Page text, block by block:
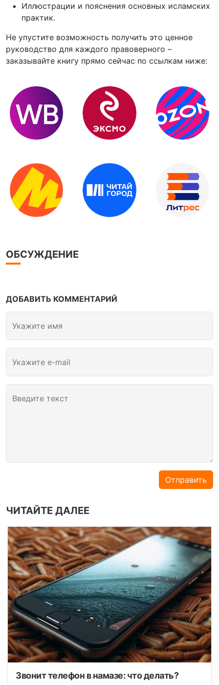
Иллюстрации и пояснения основных исламских
практик.
Не упустите возможность получить это ценное
руководство для каждого правоверного –
заказывайте книгу прямо сейчас по ссылкам ниже:
ОБСУЖДЕНИЕ
ДОБАВИТЬ КОММЕНТАРИЙ
Укажите имя
Укажите e-mail
Введите текст
Отправить
ЧИТАЙТЕ ДАЛЕЕ
Звонит телефон в намазе: что делать?